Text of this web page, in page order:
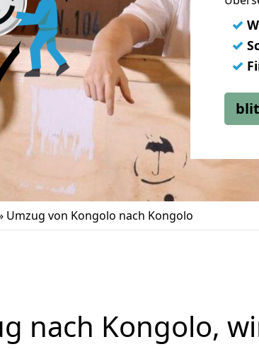
✓
✓
✓
Umzug von Kongolo nach Kongolo
nach Kongolo,